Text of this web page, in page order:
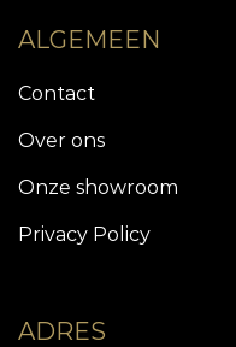
ALGEMEEN
Contact
Over ons
Onze showroom
Privacy Policy
ADRES